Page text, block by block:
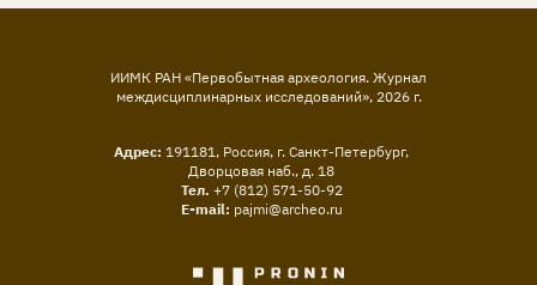
ИИМК РАН «Первобытная археология. Журнал
междисциплинарных исследований», 2026г.
Адрес: 191181, Россия, г. Санкт-Петербург,
Дворцовая наб., д. 18
Тел. +7 (812) 571-50-92
E-mail: pajmi@archeo.ru